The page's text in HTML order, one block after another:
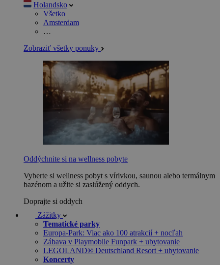
Holandsko
Všetko
Amsterdam
…
Zobraziť všetky ponuky
Oddýchnite si na wellness pobyte
Vyberte si wellness pobyt s vírivkou, saunou alebo termálnym
bazénom a užite si zaslúžený oddych.
Doprajte si oddych
Zážitky
Tematické parky
Europa-Park: Viac ako 100 atrakcií + nocľah
Zábava v Playmobile Funpark + ubytovanie
LEGOLAND® Deutschland Resort + ubytovanie
Koncerty